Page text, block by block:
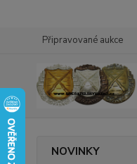
Připravované aukce
NOVINKY